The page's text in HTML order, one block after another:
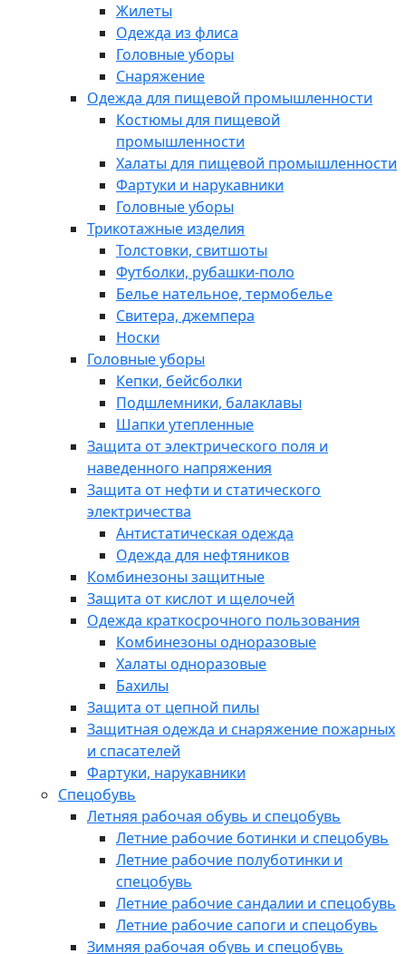
Жилеты
Одежда из флиса
Головные уборы
Снаряжение
Одежда для пищевой промышленности
Костюмы для пищевой
промышленности
Халаты для пищевой промышленности
Фартуки и нарукавники
Головные уборы
Трикотажные изделия
Толстовки, свитшоты
Футболки, рубашки-поло
Белье нательное, термобелье
Свитера, джемпера
Носки
Головные уборы
Кепки, бейсболки
Подшлемники, балаклавы
Шапки утепленные
Защита от электрического поля и
наведенного напряжения
Защита от нефти и статического
электричества
Антистатическая одежда
Одежда для нефтяников
Комбинезоны защитные
Защита от кислот и щелочей
Одежда краткосрочного пользования
Комбинезоны одноразовые
Халаты одноразовые
Бахилы
Защита от цепной пилы
Защитная одежда и снаряжение пожарных
и спасателей
Фартуки, нарукавники
Спецобувь
Летняя рабочая обувь и спецобувь
Летние рабочие ботинки и спецобувь
Летние рабочие полуботинки и
спецобувь
Летние рабочие сандалии и спецобувь
Летние рабочие сапоги и спецобувь
Зимняя рабочая обувь и спецобувь